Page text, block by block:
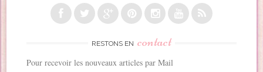
RESTONS EN contact
Pour recevoir les nouveaux articles par Mail